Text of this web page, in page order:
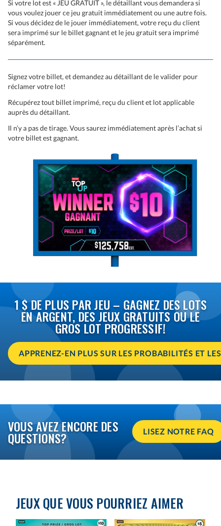
Si votre lot est « JEU GRATUIT », le détaillant vous demandera si
vous voulez jouer ce jeu gratuit immédiatement ou une autre fois.
Si vous décidez de le jouer immédiatement, votre reçu du client
sera imprimé sur le billet gagnant et le jeu gratuit sera imprimé
séparément.
Signez votre billet, et demandez au détaillant de le valider pour
réclamer votre lot!
Récupérez tout billet imprimé, reçu du client et lot applicable
auprès du détaillant.
Il n’y a pas de tirage. Vous saurez immédiatement après l’achat si
votre billet est gagnant.
1 $ DE PLUS PAR JEU – GAGNEZ DES LOTS
EN ARGENT, DES JEUX GRATUITS OU LE
GROS LOT PROGRESSIF!
APPRENEZ-EN PLUS SUR LES PROBABILITÉS ET
VOUS AVEZ ENCORE DES
QUESTIONS? LISEZ NOTRE FAQ
JEUX QUE VOUS POURRIEZ AIMER